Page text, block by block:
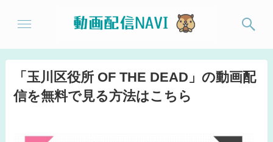
「玉川区役所 OF THE DEAD」の動画配
信を無料で見る方法はこちら